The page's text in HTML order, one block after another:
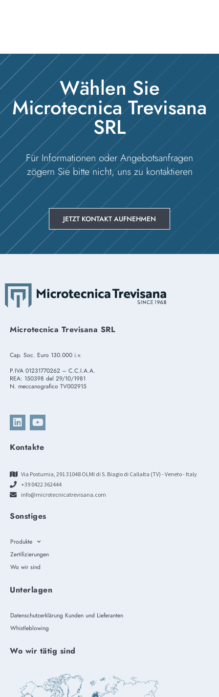
Wählen Sie
Microtecnica Trevisana
SRL
Für Informationen oder Angebotsanfragen
zögern Sie bitte nicht, uns zu kontaktieren
JETZT KONTAKT AUFNEHMEN
Microtecnica Trevisana SRL
Cap. Soc. Euro 130.000 i.v.
P.IVA 01231770262 – C.C.I.A.A.
REA: 150398 del 29/10/1981
N. meccanografico TV002915
Kontakte
Via Postumia, 291 31048 OLMI di S. Biagio di Callalta (TV) - Veneto - Italy
+39 0422 362444
info@microtecnicatrevisana.com
Sonstiges
Produkte
Zertifizierungen
Wo wir sind
Unterlagen
Datenschutzerklärung Kunden und Lieferanten
Whistleblowing
Wo wir tätig sind